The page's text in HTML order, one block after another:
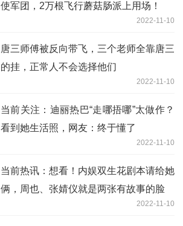
使军团，2万根飞行蘑菇肠派上用场！
2022-11-10
唐三师傅被反向带飞，三个老师全靠唐三
的挂，正常人不会选择他们
2022-11-10
当前关注：迪丽热巴“走哪捂哪”太做作？
看到她生活照，网友：终于懂了
2022-11-10
当前热讯：想看！内娱双生花剧本请给她
俩，周也、张婧仪就是两张有故事的脸
2022-11-10